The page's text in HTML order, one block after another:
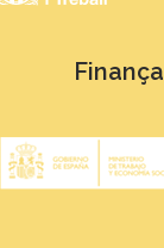
Finança